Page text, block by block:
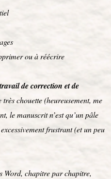
ou à réécrire
de correction et de
chouette (heureusement, me
le manuscrit n’est qu’un pâle
frustrant (et un peu
Word, chapitre par chapitre,